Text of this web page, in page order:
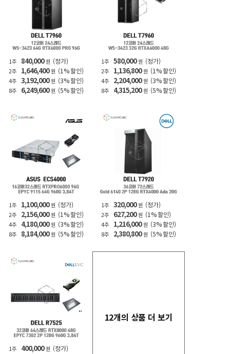
1주 840,000 원 (정가)
2주 1,646,400 원 (1% 할인)
4주 3,192,000 원 (3% 할인)
8주 6,249,600 원 (5% 할인)
1주 580,000 원 (정가)
2주 1,136,800 원 (1% 할인)
4주 2,204,000 원 (3% 할인)
8주 4,315,200 원 (5% 할인)
1주 1,100,000 원 (정가)
2주 2,156,000 원 (1% 할인)
4주 4,180,000 원 (3% 할인)
8주 8,184,000 원 (5% 할인)
1주 320,000 원 (정가)
2주 627,200 원 (1% 할인)
4주 1,216,000 원 (3% 할인)
8주 2,380,800 원 (5% 할인)
1주 400,000 원 (정가)
12개의 상품 더 보기